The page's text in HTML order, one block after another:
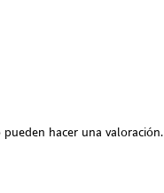
hacer una valoración.